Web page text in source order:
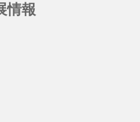
情報